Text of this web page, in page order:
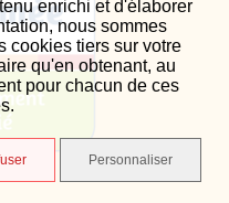
enrichi et d'élaborer
nous sommes
cookies tiers sur votre
qu'en obtenant, au
pour chacun de ces
Personnaliser